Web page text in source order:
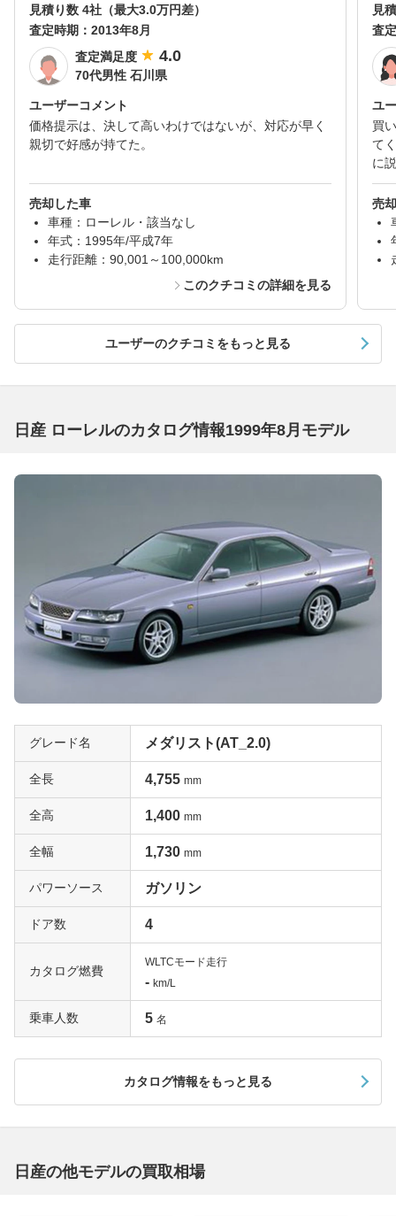
見積り数 4社（最大3.0万円差）
査定時期： 2013年8月
査定満足度
4.0
70代男性 石川県
ユーザーコメント
価格提示は、決して高いわけではないが、対応が早く
親切で好感が持てた。
売却した車
車種：ローレル・該当なし
年式：1995年/平成7年
走行距離：90,001～100,000km
このクチコミの詳細を見る
見
査
ユ
買
て
に
売
ユーザーのクチコミをもっと見る
日産 ローレルのカタログ情報1999年8月モデル
グレード名 メダリスト(AT_2.0)
全長 4,755 mm
全高 1,400 mm
全幅 1,730 mm
パワーソース ガソリン
ドア数 4
カタログ燃費
WLTCモード走行
- km/L
乗車人数 5 名
カタログ情報をもっと見る
日産の他モデルの買取相場